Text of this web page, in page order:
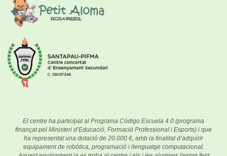
El centre ha participat al Programa Código Escuela 4.0 (programa
finançat pel Ministeri d’Educació, Formació Professional i Esports) i que
ha representat una dotació de 20.000 €, amb la finalitat d’adquirir
equipament de robòtica, programació i llenguatge computacional.